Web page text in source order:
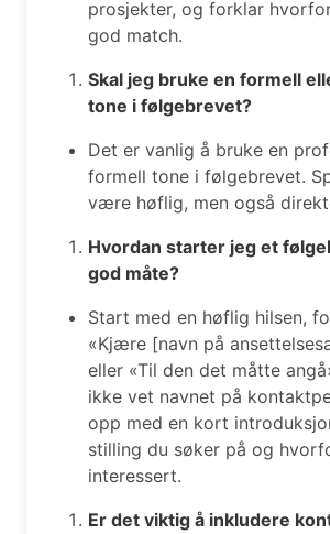
prosjekter, og forklar
god match.
Skal jeg bruke en formell
tone i følgebrevet?
Det er vanlig å bruke en
formell tone i følgebrevet.
være høflig, men også
Hvordan starter jeg et
god måte?
Start med en høflig hilsen,
«Kjære [navn på
eller «Til den det måtte
ikke vet navnet på
opp med en kort
stilling du søker på og
interessert.
Er det viktig å inkludere